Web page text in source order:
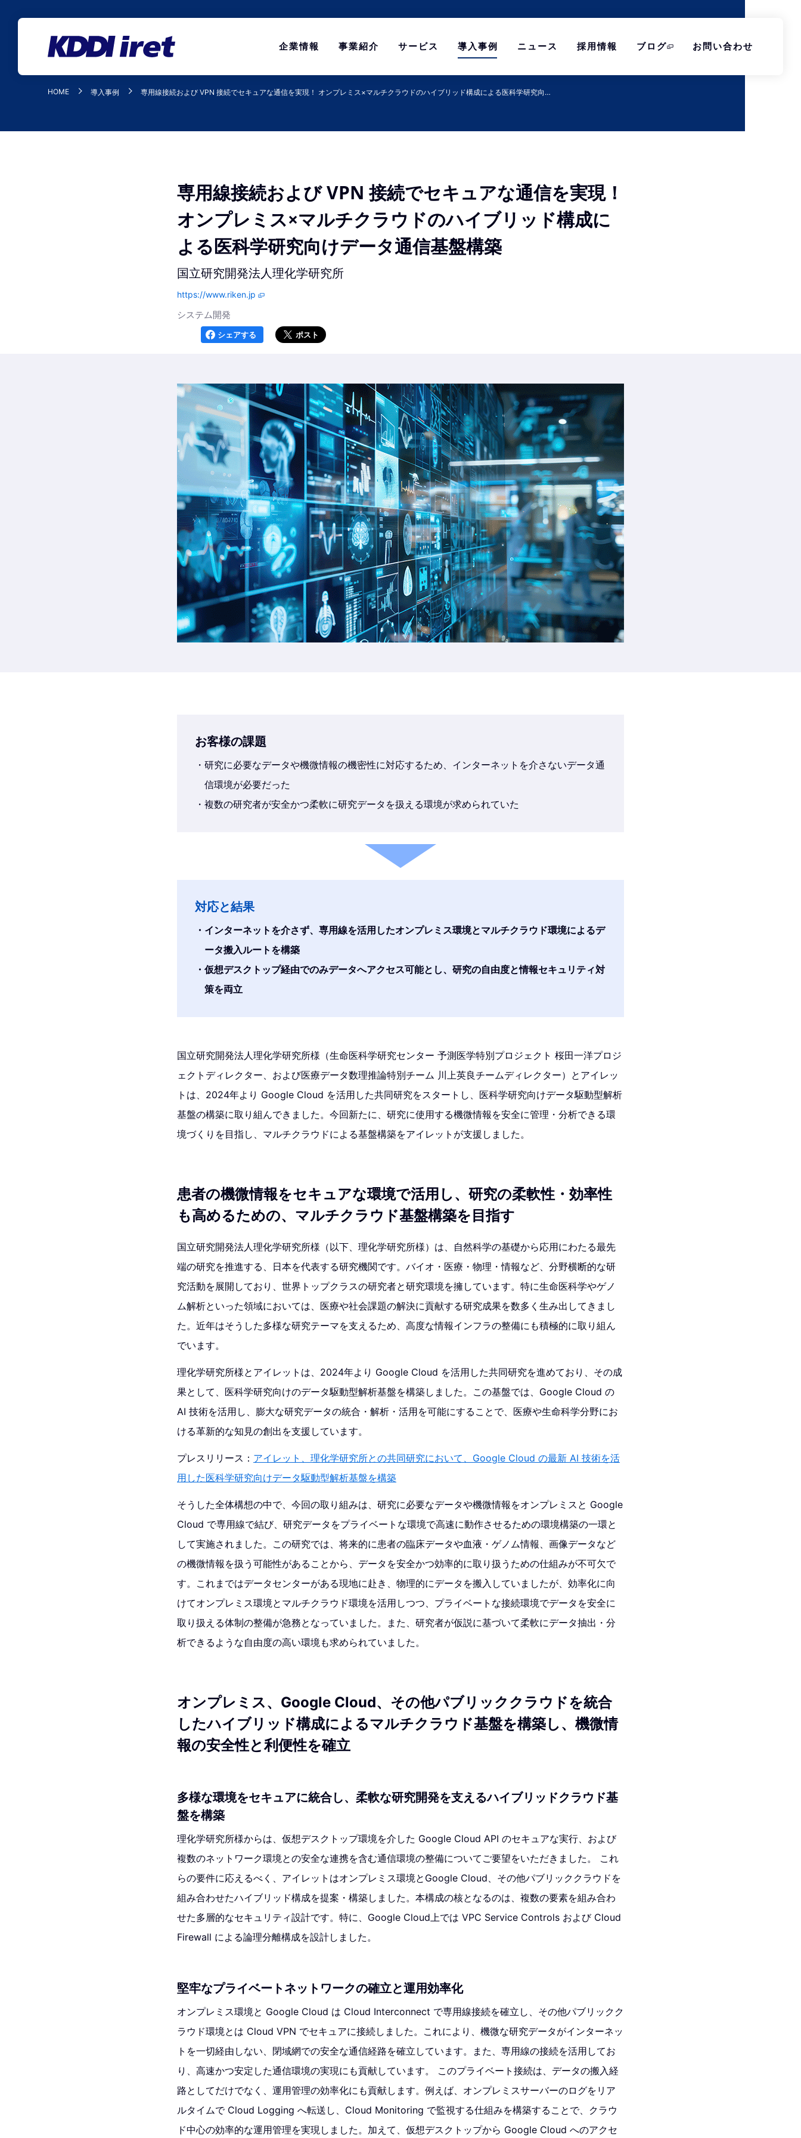
企業情報 事業紹介 サービス 導入事例 ニュース 採用情報 ブログ お問い合わせ
HOME 導入事例 専用線接続および VPN 接続でセキュアな通信を実現！ オンプレミス×マルチクラウドのハイブリッド構成による医科学研究向…
専用線接続および VPN 接続でセキュアな通信を実現！
オンプレミス×マルチクラウドのハイブリッド構成に
よる医科学研究向けデータ通信基盤構築
国立研究開発法人理化学研究所
https://www.riken.jp
システム開発
シェアする ポスト
お客様の課題
研究に必要なデータや機微情報の機密性に対応するため、インターネットを介さないデータ通
信環境が必要だった
複数の研究者が安全かつ柔軟に研究データを扱える環境が求められていた
対応と結果
インターネットを介さず、専用線を活用したオンプレミス環境とマルチクラウド環境によるデ
ータ搬入ルートを構築
仮想デスクトップ経由でのみデータへアクセス可能とし、研究の自由度と情報セキュリティ対
策を両立
国立研究開発法人理化学研究所様（生命医科学研究センター 予測医学特別プロジェクト 桜田一洋プロジ
ェクトディレクター、および医療データ数理推論特別チーム 川上英良チームディレクター）とアイレッ
トは、2024年より Google Cloud を活用した共同研究をスタートし、医科学研究向けデータ駆動型解析
基盤の構築に取り組んできました。今回新たに、研究に使用する機微情報を安全に管理・分析できる環
境づくりを目指し、マルチクラウドによる基盤構築をアイレットが支援しました。
患者の機微情報をセキュアな環境で活用し、研究の柔軟性・効率性
も高めるための、マルチクラウド基盤構築を目指す
国立研究開発法人理化学研究所様（以下、理化学研究所様）は、自然科学の基礎から応用にわたる最先
端の研究を推進する、日本を代表する研究機関です。バイオ・医療・物理・情報など、分野横断的な研
究活動を展開しており、世界トップクラスの研究者と研究環境を擁しています。特に生命医科学やゲノ
ム解析といった領域においては、医療や社会課題の解決に貢献する研究成果を数多く生み出してきまし
た。近年はそうした多様な研究テーマを支えるため、高度な情報インフラの整備にも積極的に取り組ん
でいます。
理化学研究所様とアイレットは、2024年より Google Cloud を活用した共同研究を進めており、その成
果として、医科学研究向けのデータ駆動型解析基盤を構築しました。この基盤では、Google Cloud の
AI 技術を活用し、膨大な研究データの統合・解析・活用を可能にすることで、医療や生命科学分野にお
ける革新的な知見の創出を支援しています。
プレスリリース： アイレット、理化学研究所との共同研究において、Google Cloud の最新 AI 技術を活
用した医科学研究向けデータ駆動型解析基盤を構築
そうした全体構想の中で、今回の取り組みは、研究に必要なデータや機微情報をオンプレミスと Google
Cloud で専用線で結び、研究データをプライベートな環境で高速に動作させるための環境構築の一環と
して実施されました。この研究では、将来的に患者の臨床データや血液・ゲノム情報、画像データなど
の機微情報を扱う可能性があることから、データを安全かつ効率的に取り扱うための仕組みが不可欠で
す。これまではデータセンターがある現地に赴き、物理的にデータを搬入していましたが、効率化に向
けてオンプレミス環境とマルチクラウド環境を活用しつつ、プライベートな接続環境でデータを安全に
取り扱える体制の整備が急務となっていました。また、研究者が仮説に基づいて柔軟にデータ抽出・分
析できるような自由度の高い環境も求められていました。
オンプレミス、Google Cloud、その他パブリッククラウドを統合
したハイブリッド構成によるマルチクラウド基盤を構築し、機微情
報の安全性と利便性を確立
多様な環境をセキュアに統合し、柔軟な研究開発を支えるハイブリッドクラウド基
盤を構築
理化学研究所様からは、仮想デスクトップ環境を介した Google Cloud API のセキュアな実行、および
複数のネットワーク環境との安全な連携を含む通信環境の整備についてご要望をいただきました。 これ
らの要件に応えるべく、アイレットはオンプレミス環境とGoogle Cloud、その他パブリッククラウドを
組み合わせたハイブリッド構成を提案・構築しました。本構成の核となるのは、複数の要素を組み合わ
せた多層的なセキュリティ設計です。特に、Google Cloud上では VPC Service Controls および Cloud
Firewall による論理分離構成を設計しました。
堅牢なプライベートネットワークの確立と運用効率化
オンプレミス環境と Google Cloud は Cloud Interconnect で専用線接続を確立し、その他パブリックク
ラウド環境とは Cloud VPN でセキュアに接続しました。これにより、機微な研究データがインターネッ
トを一切経由しない、閉域網での安全な通信経路を確立しています。また、専用線の接続を活用してお
り、高速かつ安定した通信環境の実現にも貢献しています。 このプライベート接続は、データの搬入経
路としてだけでなく、運用管理の効率化にも貢献します。例えば、オンプレミスサーバーのログをリア
ルタイムで Cloud Logging へ転送し、Cloud Monitoring で監視する仕組みを構築することで、クラウ
ド中心の効率的な運用管理を実現しました。加えて、仮想デスクトップから Google Cloud へのアクセ